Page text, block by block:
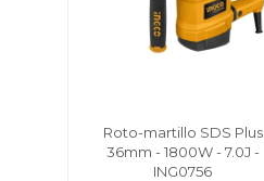
Roto-martillo SDS Plus
36mm - 1800W - 7.0J -
ING0756